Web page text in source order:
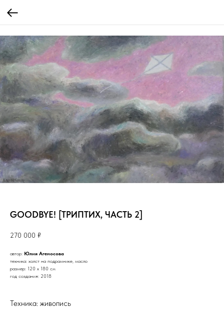
GOODBYE! [ТРИПТИХ, ЧАСТЬ 2]
270 000 ₽
автор: Юлия Агеносова
техника: холст на подрамнике, масло
размер: 120 х 180 см
год создания: 2018
Техника: живопись